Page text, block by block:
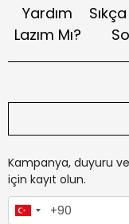
Yardım
Lazım Mı?
Kampanya, duyuru
için kayıt olun.